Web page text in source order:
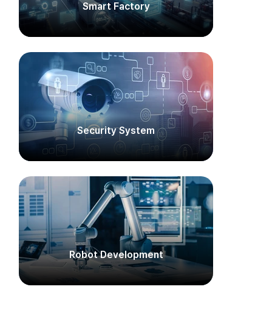
Smart Factory​
Security System​
Robot Development​